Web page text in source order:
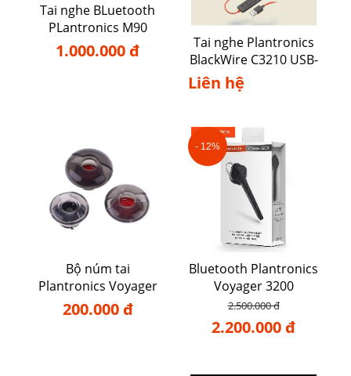
Tai nghe BLuetooth
PLantronics M90
1.000.000 đ
Tai nghe Plantronics
BlackWire C3210 USB-
Liên hệ
Bộ núm tai
Plantronics Voyager
5200
200.000 đ
- 12%
Bluetooth Plantronics
Voyager 3200
2.500.000 đ
2.200.000 đ